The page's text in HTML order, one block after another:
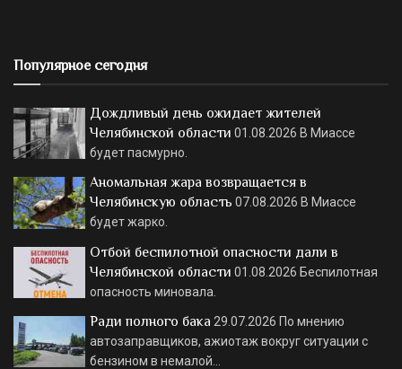
Популярное сегодня
Дождливый день ожидает жителей
Челябинской области 01.08.2026 В Миассе
будет пасмурно.
Аномальная жара возвращается в
Челябинскую область 07.08.2026 В Миассе
будет жарко.
Отбой беспилотной опасности дали в
Челябинской области 01.08.2026 Беспилотная
опасность миновала.
Ради полного бака 29.07.2026 По мнению
автозаправщиков, ажиотаж вокруг ситуации с
бензином в немалой…